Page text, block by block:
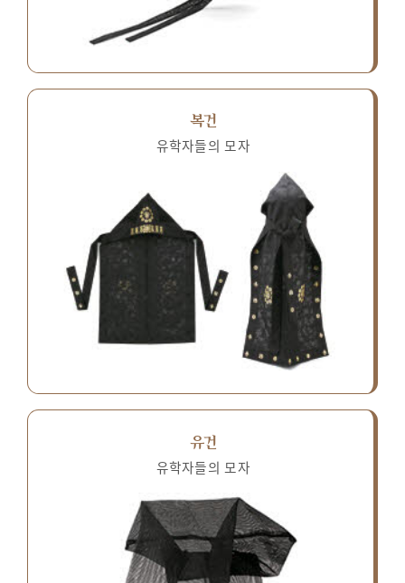
복건
유학자들의 모자
유건
유학자들의 모자